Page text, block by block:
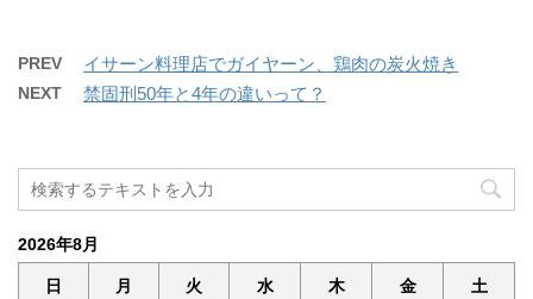
PREV イサーン料理店でガイヤーン、鶏肉の炭火焼き
NEXT 禁固刑50年と4年の違いって？
2026年8月
日 月 火 水 木 金 土